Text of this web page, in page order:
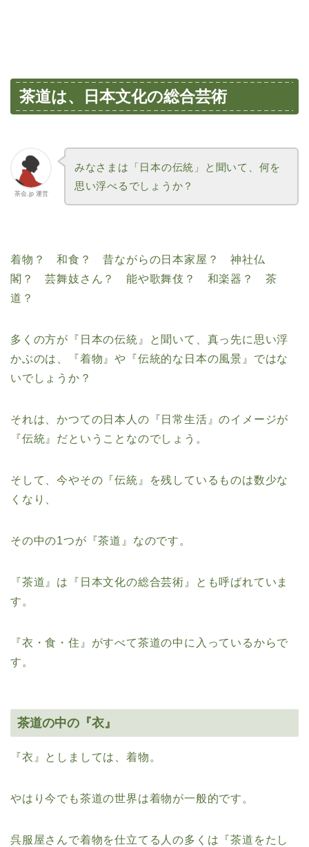
茶道は、日本文化の総合芸術
茶会.jp 運営
みなさまは「日本の伝統」と聞いて、何を
思い浮べるでしょうか？
着物？ 和食？ 昔ながらの日本家屋？ 神社仏
閣？ 芸舞妓さん？ 能や歌舞伎？ 和楽器？ 茶
道？
多くの方が『日本の伝統』と聞いて、真っ先に思い浮
かぶのは、『着物』や『伝統的な日本の風景』ではな
いでしょうか？
それは、かつての日本人の『日常生活』のイメージが
『伝統』だということなのでしょう。
そして、今やその『伝統』を残しているものは数少な
くなり、
その中の1つが『茶道』なのです。
『茶道』は『日本文化の総合芸術』とも呼ばれていま
す。
『衣・食・住』がすべて茶道の中に入っているからで
す。
茶道の中の『衣』
『衣』としましては、着物。
やはり今でも茶道の世界は着物が一般的です。
呉服屋さんで着物を仕立てる人の多くは『茶道をたし